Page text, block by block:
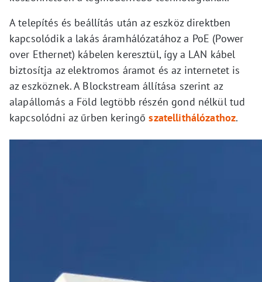
A telepítés és beállítás után az eszköz direktben
kapcsolódik a lakás áramhálózatához a PoE (Power
over Ethernet) kábelen keresztül, így a LAN kábel
biztosítja az elektromos áramot és az internetet is
az eszköznek. A Blockstream állítása szerint az
alapállomás a Föld legtöbb részén gond nélkül tud
kapcsolódni az űrben keringőszatellithálózathoz.